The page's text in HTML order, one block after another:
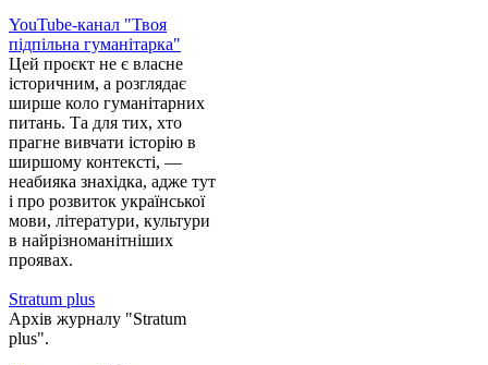
YouTube-канал "Твоя
підпільна гуманітарка"
Цей проєкт не є власне
історичним, а розглядає
ширше коло гуманітарних
питань. Та для тих, хто
прагне вивчати історію в
ширшому контексті, —
неабияка знахідка, адже тут
і про розвиток української
мови, літератури, культури
в найрізноманітніших
проявах.
Stratum plus
Архів журналу "Stratum
plus".